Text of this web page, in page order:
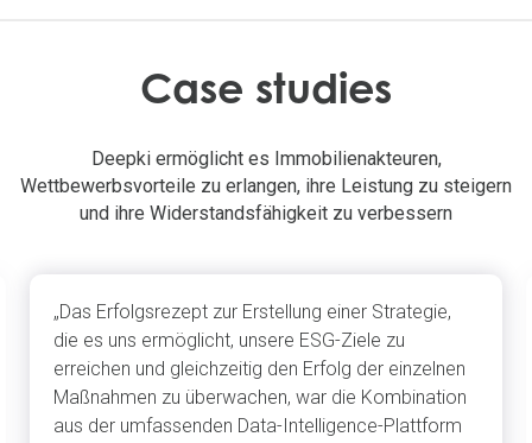
Case studies
Deepki ermöglicht es Immobilienakteuren,
Wettbewerbsvorteile zu erlangen, ihre Leistung zu steigern
und ihre Widerstandsfähigkeit zu verbessern
„Das Erfolgsrezept zur Erstellung einer Strategie,
die es uns ermöglicht, unsere ESG-Ziele zu
erreichen und gleichzeitig den Erfolg der einzelnen
Maßnahmen zu überwachen, war die Kombination
aus der umfassenden Data-Intelligence-Plattform